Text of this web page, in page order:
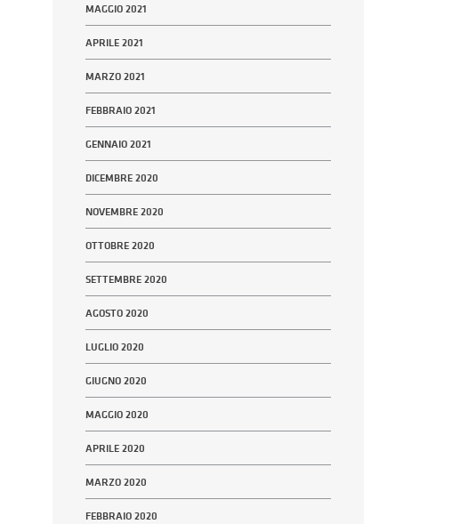
MAGGIO 2021
APRILE 2021
MARZO 2021
FEBBRAIO 2021
GENNAIO 2021
DICEMBRE 2020
NOVEMBRE 2020
OTTOBRE 2020
SETTEMBRE 2020
AGOSTO 2020
LUGLIO 2020
GIUGNO 2020
MAGGIO 2020
APRILE 2020
MARZO 2020
FEBBRAIO 2020